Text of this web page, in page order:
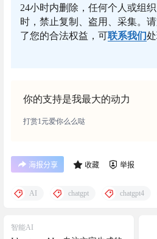
24小时内删除，任何个人或组
时，禁止复制、盗用、采集。
了您的合法权益，可联系我们处
你的支持是我最大的动力
打赏1元爱你么么哒
海报分享 收藏 举报
AI chatgpt chatgpt4
智能AI